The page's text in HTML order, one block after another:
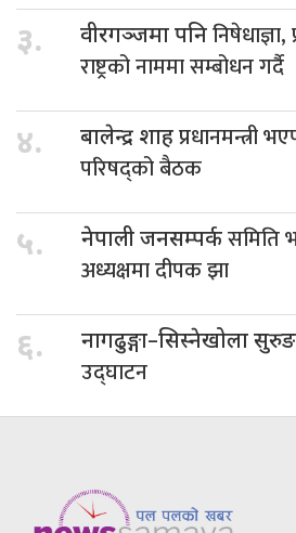
३. वीरगञ्जमा पनि
राष्ट्रको नाममा सम्बोधन गर्दै
४. बालेन्द्र शाहप्रधानमन्त्री
परिषद्को बैठक
५. नेपाली जनसम्पर्कसमिति
अध्यक्षमा दीपक झा
६. नागढुङ्गा–सिस्नेखोला
उद्घाटन